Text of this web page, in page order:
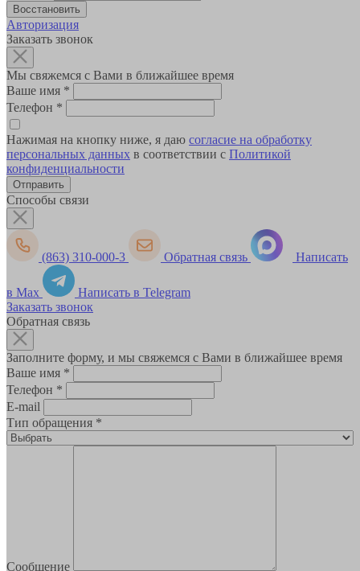
Авторизация
Заказать звонок
Мы свяжемся с Вами в ближайшее время
Ваше имя *
Телефон *
Нажимая на кнопку ниже, я даю согласие на обработку
персональных данных в соответствии с Политикой
конфиденциальности
Способы связи
(863) 310-000-3 Обратная связь Написать
в Max
Написать в Telegram
Заказать звонок
Обратная связь
Заполните форму, и мы свяжемся с Вами в ближайшее время
Ваше имя *
Телефон *
E-mail
Тип обращения *
Сообщение